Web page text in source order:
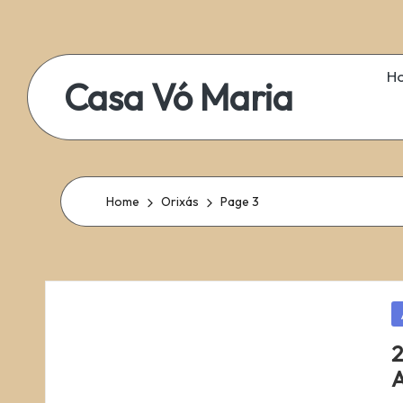
content
Casa Vó Maria
Home Orixás Page 3